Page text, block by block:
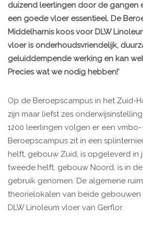
duizend leerlingen door de gangen
een goede vloer essentieel. De
Middelharnis koos voor DLW
vloer is onderhoudsvriendelijk,
geluiddempende werking en kan
Precies wat we nodig hebben!’
Op de Beroepscampus in het Zuid-
zijn maar liefst zes
1200 leerlingen volgen er een
Beroepscampus zit in een
helft, gebouw Zuid, is opgeleverd in
tweede helft, gebouw Noord, is in
gebruik genomen. De algemene
theorielokalen van beide gebouwen
DLW Linoleum vloer van Gerflor.